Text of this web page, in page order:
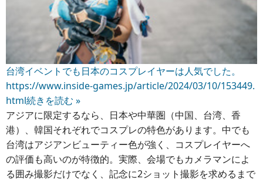
台湾イベントでも日本のコスプレイヤーは人気でした。
https://www.inside-games.jp/article/2024/03/10/153449.
html続きを読む »
アジアに限定するなら、日本や中華圏（中国、台湾、香
港）、韓国それぞれでコスプレの特色があります。中でも
台湾はアジアンビューティー色が強く、コスプレイヤーへ
の評価も高いのが特徴的。実際、会場でもカメラマンによ
る囲み撮影だけでなく、記念に2ショット撮影を求めるまで